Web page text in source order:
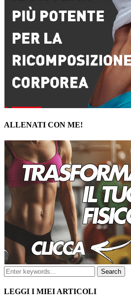
ALLENATI CON ME!
LEGGI I MIEI ARTICOLI